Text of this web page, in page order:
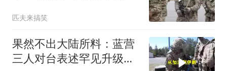
1
匹夫来搞笑
果然不出大陆所料：蓝营
三人对台表述罕见升级，